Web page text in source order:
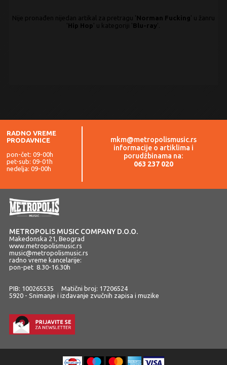
Nije pronađen nijedan artikal za pretragu 'Norman Fucking' u žanru
'Hip Hop' u kategoriji 'Blu-ray'.
RADNO VREME
PRODAVNICE
pon-čet: 09-00h
pet-sub: 09-01h
nedelja: 09-00h
mkm@metropolismusic.rs
informacije o artiklima i
porudžbinama na:
063 237 020
METROPOLIS MUSIC COMPANY D.O.O.
Makedonska 21, Beograd
www.metropolismusic.rs
music@metropolismusic.rs
radno vreme kancelarije:
pon-pet 8.30-16.30h
PIB: 100265535 Matični broj: 17206524
5920 - Snimanje i izdavanje zvučnih zapisa i muzike